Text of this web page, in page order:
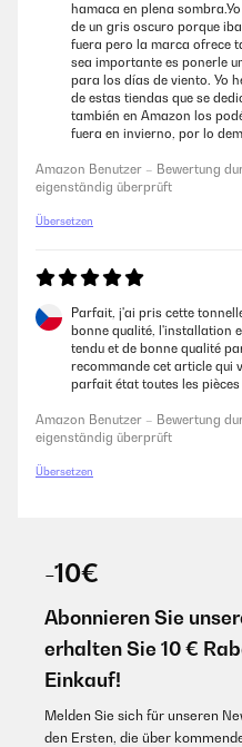
hamaca en plena
de un gris oscuro porque
fuera pero la marca ofrece
sea importante es ponerle
para los días de viento. Yo
de estas tiendas que se
también en Amazon los
fuera en invierno, por lo
Amazon Benutzer – Bewertung
eigenständig überprüft
Übersetzen
Parfait, j'ai pris cette
bonne qualité, l'installation
tendu et de bonne qualité
recommande cet article qui
parfait état toutes les
Amazon Benutzer – Bewertung
eigenständig überprüft
Übersetzen
-10€
Abonnieren Sie
erhalten Sie 10 €
Einkauf!
Melden Sie sich für unseren
den Ersten, die über